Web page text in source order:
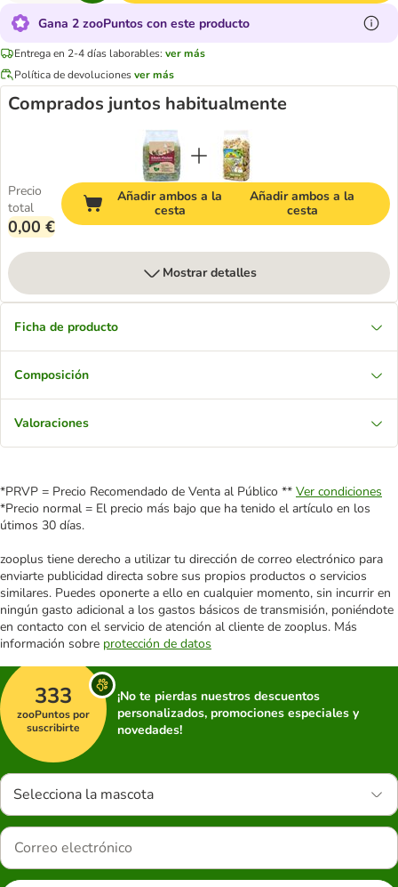
Gana 2 zooPuntos con este producto
Entrega en 2-4 días laborables: ver más
Política de devolucionesver más
Comprados juntos habitualmente
Precio
total
0,00 €
Añadir ambos a la
cesta
Añadir ambos a la
cesta
Mostrar detalles
Ficha de producto
Composición
Valoraciones
*PRVP = Precio Recomendado de Venta al Público ** Ver condiciones
*Precio normal = El precio más bajo que ha tenido el artículo en los
útimos 30 días.
zooplus tiene derecho a utilizar tu dirección de correo electrónico para
enviarte publicidad directa sobre sus propios productos o servicios
similares. Puedes oponerte a ello en cualquier momento, sin incurrir en
ningún gasto adicional a los gastos básicos de transmisión, poniéndote
en contacto con el servicio de atención al cliente de zooplus. Más
información sobre protección de datos
333
zooPuntos por
suscribirte
¡No te pierdas nuestros descuentos
personalizados, promociones especiales y
novedades!
Selecciona la mascota